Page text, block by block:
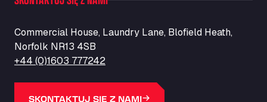
ZI de la Vallée du Bois EST, 62450
A18 Melton Ross Road, DN38 6LB
Bars Logistics Ltd
Elm Farm Depot, CO6 1HU
Bartrums Haulage & Storage
A140, Langton Green, IP23 7HS
Commercial House, Laundry Lane, Blofield Heath,
Norfolk NR13 4SB
+44 (0)1603 777242
SKONTAKTUJ SIĘ Z NAMI